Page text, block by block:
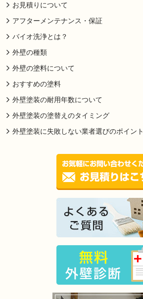
お見積りについて
アフターメンテナンス・保証
バイオ洗浄とは？
外壁の種類
外壁の塗料について
おすすめの塗料
外壁塗装の耐用年数について
外壁塗装の塗替えのタイミング
外壁塗装に失敗しない業者選びのポイント